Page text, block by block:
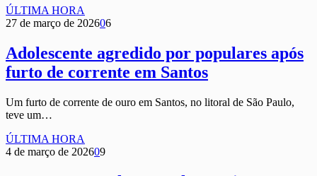
ÚLTIMA HORA
27 de março de 202606
Adolescente agredido por populares após
furto de corrente em Santos
Um furto de corrente de ouro em Santos, no litoral de São Paulo,
teve um…
ÚLTIMA HORA
4 de março de 202609